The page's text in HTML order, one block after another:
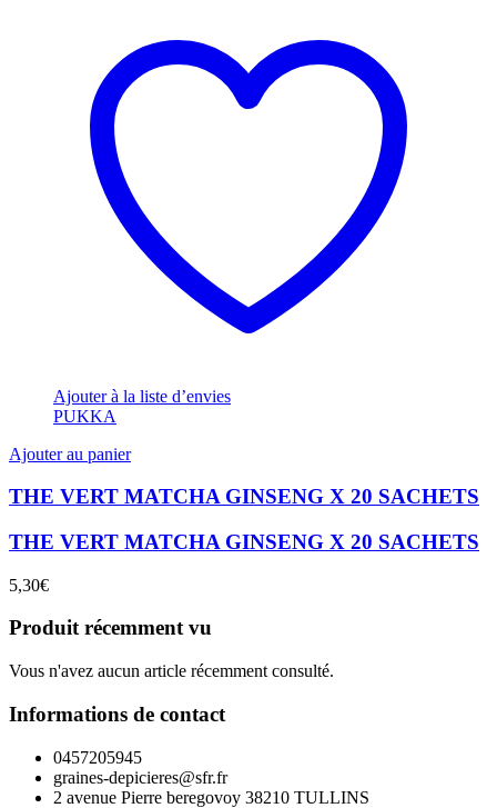
Ajouter à la liste d’envies
PUKKA
Ajouter au panier
THE VERT MATCHA GINSENG X 20 SACHETS
THE VERT MATCHA GINSENG X 20 SACHETS
5,30€
Produit récemment vu
Vous n'avez aucun article récemment consulté.
Informations de contact
0457205945
graines-depicieres@sfr.fr
2 avenue Pierre beregovoy 38210 TULLINS